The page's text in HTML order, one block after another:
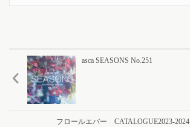
asca SEASONS No.251
フロールエバー CATALOGUE2023-2024